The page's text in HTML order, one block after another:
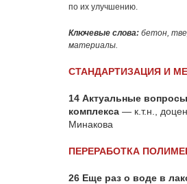
по их улучшению.
Ключевые слова: бетон,
материалы.
СТАНДАРТИЗАЦИЯ И
14 Актуальные
комплекса — к.т.н.,
Минакова
ПЕРЕРАБОТКА
26 Еще раз о воде в